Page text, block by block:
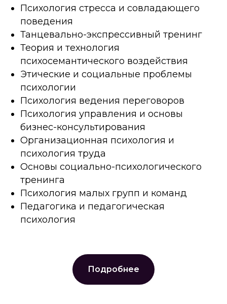
Психология стресса и совладающего
поведения
Танцевально-экспрессивный тренинг
Теория и технология
психосемантического воздействия
Этические и социальные проблемы
психологии
Психология ведения переговоров
Психология управления и основы
бизнес-консультирования
Организационная психология и
психология труда
Основы социально-психологического
тренинга
Психология малых групп и команд
Педагогика и педагогическая
психология
Подробнее